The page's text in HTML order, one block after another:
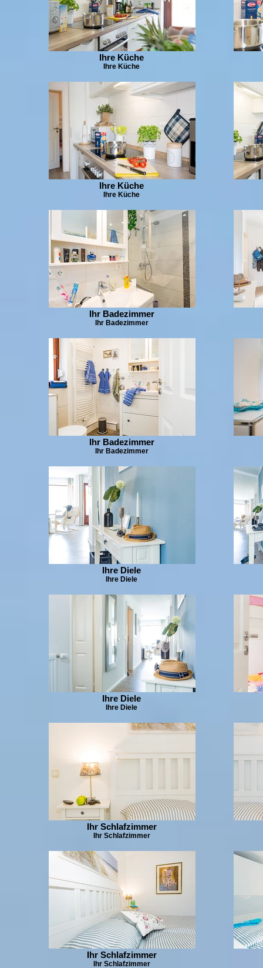
Ihre Küche
Ihre Küche
Ihre Küche
Ihre Küche
Ihr Badezimmer
Ihr Badezimmer
Ihr Badezimmer
Ihr Badezimmer
Ihre Diele
Ihre Diele
Ihre Diele
Ihre Diele
Ihr Schlafzimmer
Ihr Schlafzimmer
Ihr Schlafzimmer
Ihr Schlafzimmer